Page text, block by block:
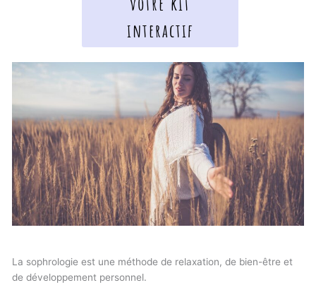
interactif
La sophrologie est une méthode de relaxation, de bien-être et
de développement personnel.